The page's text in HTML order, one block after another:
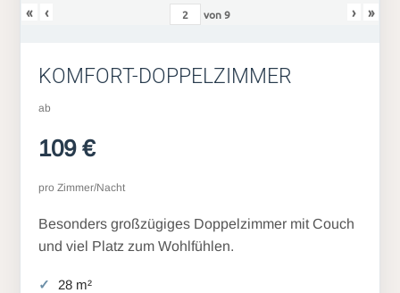
« ‹ von9 › »
KOMFORT-DOPPELZIMMER
ab
109 €
pro Zimmer/Nacht
Besonders großzügiges Doppelzimmer mit Couch
und viel Platz zum Wohlfühlen.
28 m²